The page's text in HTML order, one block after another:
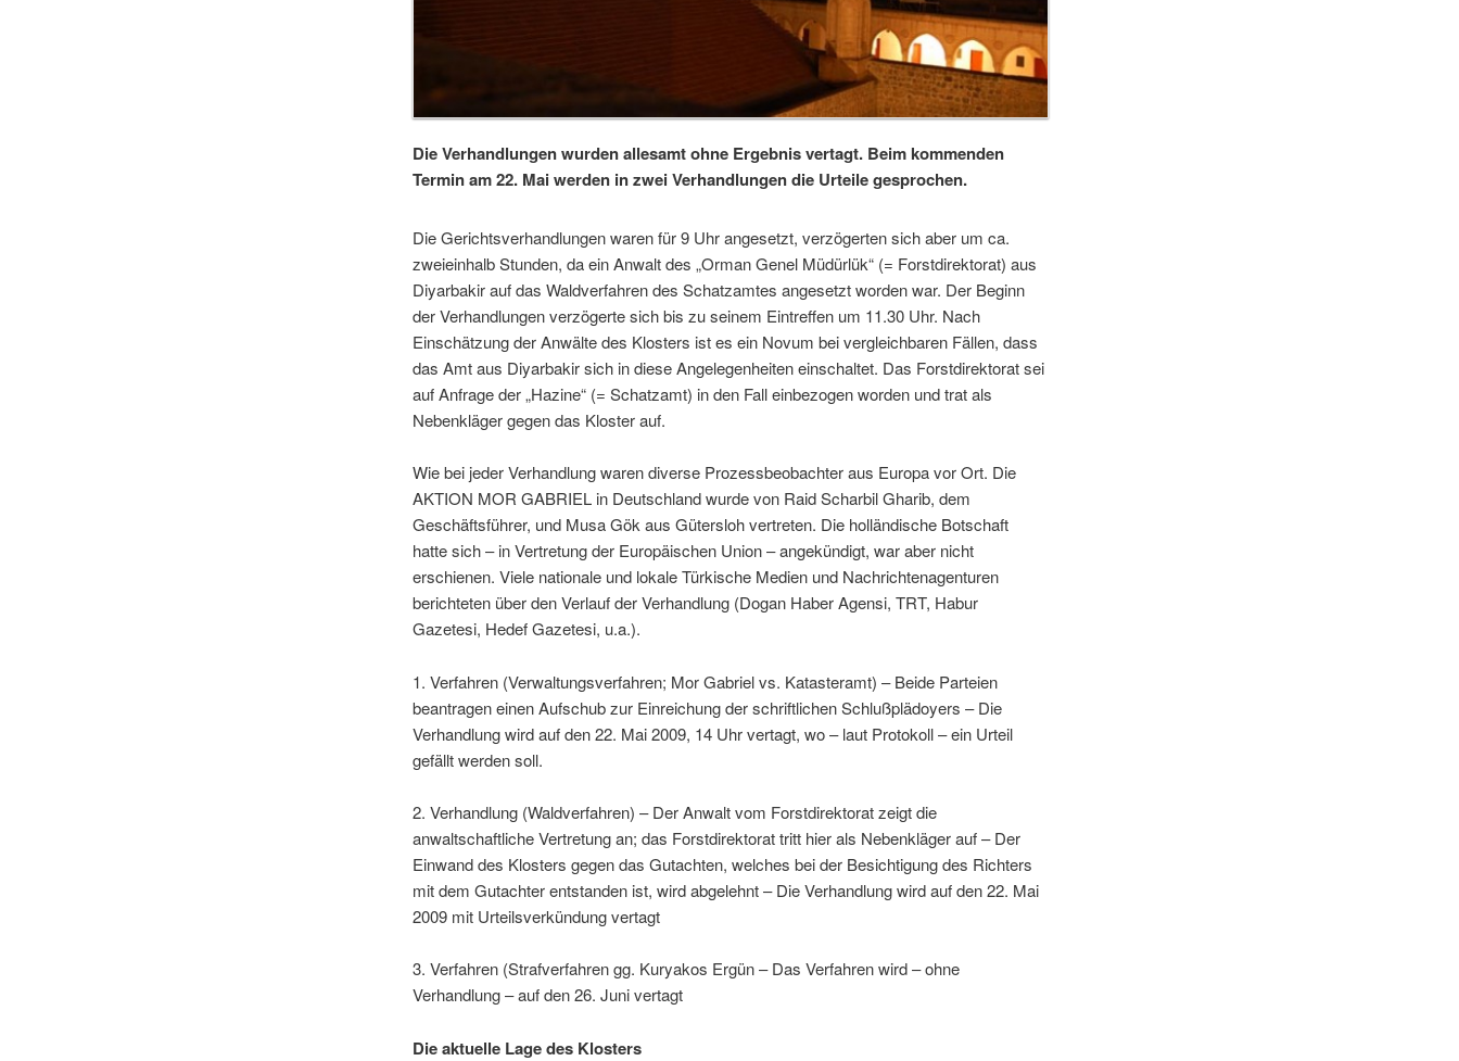
Die Verhandlungen wurden allesamt ohne Ergebnis vertagt. Beim kommenden
Termin am 22. Mai werden in zwei Verhandlungen die Urteile gesprochen.
Die Gerichtsverhandlungen waren für 9 Uhr angesetzt, verzögerten sich aber um ca.
zweieinhalb Stunden, da ein Anwalt des „Orman Genel Müdürlük“ (= Forstdirektorat) aus
Diyarbakir auf das Waldverfahren des Schatzamtes angesetzt worden war. Der Beginn
der Verhandlungen verzögerte sich bis zu seinem Eintreffen um 11.30 Uhr. Nach
Einschätzung der Anwälte des Klosters ist es ein Novum bei vergleichbaren Fällen, dass
das Amt aus Diyarbakir sich in diese Angelegenheiten einschaltet. Das Forstdirektorat sei
auf Anfrage der „Hazine“ (= Schatzamt) in den Fall einbezogen worden und trat als
Nebenkläger gegen das Kloster auf.
Wie bei jeder Verhandlung waren diverse Prozessbeobachter aus Europa vor Ort. Die
AKTION MOR GABRIEL in Deutschland wurde von Raid Scharbil Gharib, dem
Geschäftsführer, und Musa Gök aus Gütersloh vertreten. Die holländische Botschaft
hatte sich – in Vertretung der Europäischen Union – angekündigt, war aber nicht
erschienen. Viele nationale und lokale Türkische Medien und Nachrichtenagenturen
berichteten über den Verlauf der Verhandlung (Dogan Haber Agensi, TRT, Habur
Gazetesi, Hedef Gazetesi, u.a.).
1. Verfahren (Verwaltungsverfahren; Mor Gabriel vs. Katasteramt) – Beide Parteien
beantragen einen Aufschub zur Einreichung der schriftlichen Schlußplädoyers – Die
Verhandlung wird auf den 22. Mai 2009, 14 Uhr vertagt, wo – laut Protokoll – ein Urteil
gefällt werden soll.
2. Verhandlung (Waldverfahren) – Der Anwalt vom Forstdirektorat zeigt die
anwaltschaftliche Vertretung an; das Forstdirektorat tritt hier als Nebenkläger auf – Der
Einwand des Klosters gegen das Gutachten, welches bei der Besichtigung des Richters
mit dem Gutachter entstanden ist, wird abgelehnt – Die Verhandlung wird auf den 22. Mai
2009 mit Urteilsverkündung vertagt
3. Verfahren (Strafverfahren gg. Kuryakos Ergün – Das Verfahren wird – ohne
Verhandlung – auf den 26. Juni vertagt
Die aktuelle Lage des Klosters